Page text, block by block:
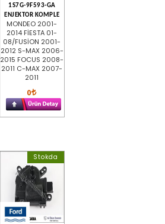
1S7G-9F593-GA
ENJEKTOR KOMPLE
MONDEO 2001-
2014 FİESTA 01-
08/FUSİON 2001-
2012 S-MAX 2006-
2015 FOCUS 2008-
2011 C-MAX 2007-
2011
0
Stokda